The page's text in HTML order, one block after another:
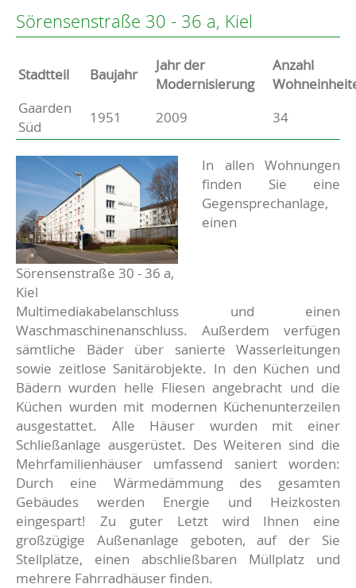
Sörensenstraße 30 - 36 a, Kiel
Stammdaten
Basisdaten zur Immobilie
Stadtteil Baujahr
Jahr der
Modernisierung
Anzahl
Gaarden
Süd
1951 2009 34
Sörensenstraße 30 - 36 a,
Kiel
Beschreibung
In allen Wohnungen
finden Sie eine
Gegensprechanlage,
einen
Multimediakabelanschluss und einen
Waschmaschinenanschluss. Außerdem verfügen
sämtliche Bäder über sanierte Wasserleitungen
sowie zeitlose Sanitärobjekte. In den Küchen und
Bädern wurden helle Fliesen angebracht und die
Küchen wurden mit modernen Küchenunterzeilen
ausgestattet. Alle Häuser wurden mit einer
Schließanlage ausgerüstet. Des Weiteren sind die
Mehrfamilienhäuser umfassend saniert worden:
Durch eine Wärmedämmung des gesamten
Gebäudes werden Energie und Heizkosten
eingespart! Zu guter Letzt wird Ihnen eine
großzügige Außenanlage geboten, auf der Sie
Stellplätze, einen abschließbaren Müllplatz und
mehrere Fahrradhäuser finden.